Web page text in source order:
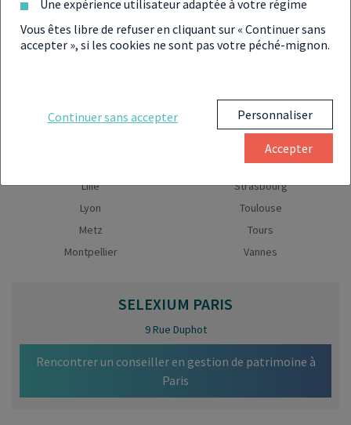
placements financiers
Découvrez nos agences
Aix-en-Provence-Marseille
Biarritz
Chambéry
Lille
Lyon
Metz
Montpellier
Nantes
Nice
Paris
Reims
Rennes
Rouen
Strasbourg
Toulouse
Tours
Vannes
SELEXIUM PARIS
9 Rue Duphot
Rencontrer un conseiller en gestion de patrimoine à
Paris
Une expérience utilisateur adaptée à votre régime
Vous êtes libre de refuser en cliquant sur « Continuer sans
accepter », si les cookies ne sont pas votre péché-mignon.
Continuer sans accepter Personnaliser
Accepter